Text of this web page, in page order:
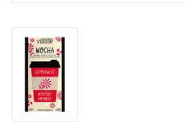
Vente
Gift cards